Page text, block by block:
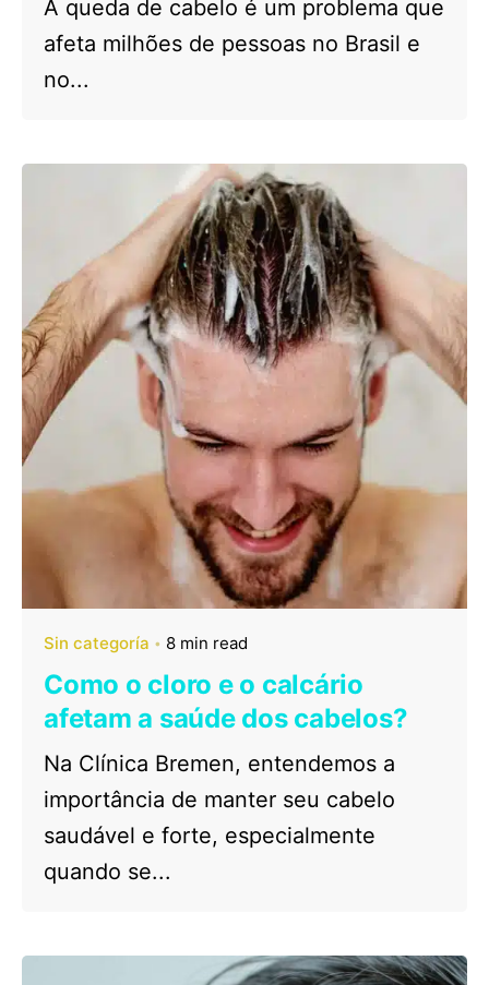
A queda de cabelo é um problema que
afeta milhões de pessoas no Brasil e
no...
Sin categoría 8 min read
Como o cloro e o calcário
afetam a saúde dos cabelos?
Na Clínica Bremen, entendemos a
importância de manter seu cabelo
saudável e forte, especialmente
quando se...